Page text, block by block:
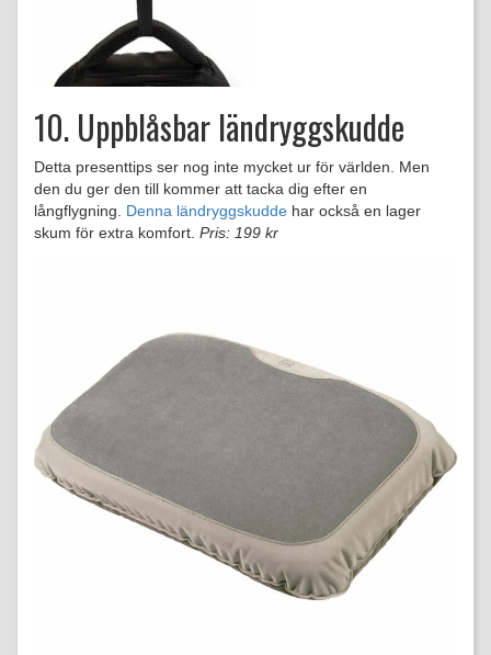
10. Uppblåsbar ländryggskudde
Detta presenttips ser nog inte mycket ur för världen. Men
den du ger den till kommer att tacka dig efter en
långflygning. Denna ländryggskudde har också en lager
skum för extra komfort. Pris: 199 kr